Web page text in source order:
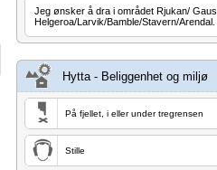
Jeg ønsker å dra i området Rjukan/
Helgeroa/Larvik/Bamble/Stavern/Arendal.
Hytta - Beliggenhet og miljø
På fjellet, i eller under tregrensen
Stille